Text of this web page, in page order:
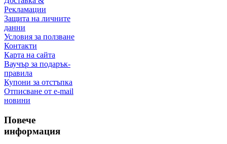
Рекламации
Защита на личните
данни
Условия за ползване
Контакти
Карта на сайта
Ваучър за подарък-
правила
Купони за отстъпка
Отписване от e-mail
новини
Повече
информация